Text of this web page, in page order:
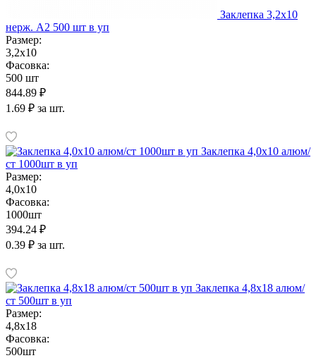
Заклепка 3,2х10
нерж. А2 500 шт в уп
Размер:
3,2х10
Фасовка:
500 шт
844.89 ₽
1.69 ₽ за шт.
Заклепка 4,0х10 алюм/
ст 1000шт в уп
Размер:
4,0х10
Фасовка:
1000шт
394.24 ₽
0.39 ₽ за шт.
Заклепка 4,8х18 алюм/
ст 500шт в уп
Размер:
4,8х18
Фасовка:
500шт